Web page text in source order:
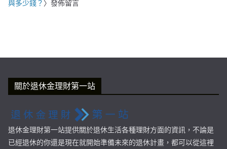
與多少錢？ 〉發佈留言
關於退休金理財第一站
退休金理財第一站提供關於退休生活各種理財方面的資訊，不論是
已經退休的你還是現在就開始準備未來的退休計畫，都可以從這裡